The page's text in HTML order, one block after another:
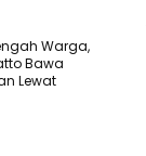
Warga,
Bawa
Lewat